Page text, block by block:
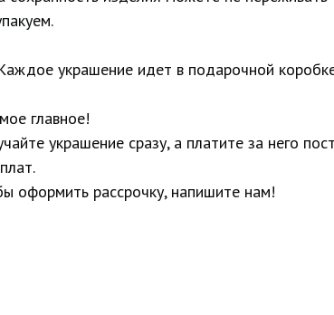
украшение идет в подарочной
главное!
украшение сразу, а платите за него
оформить рассрочку, напишите нам!